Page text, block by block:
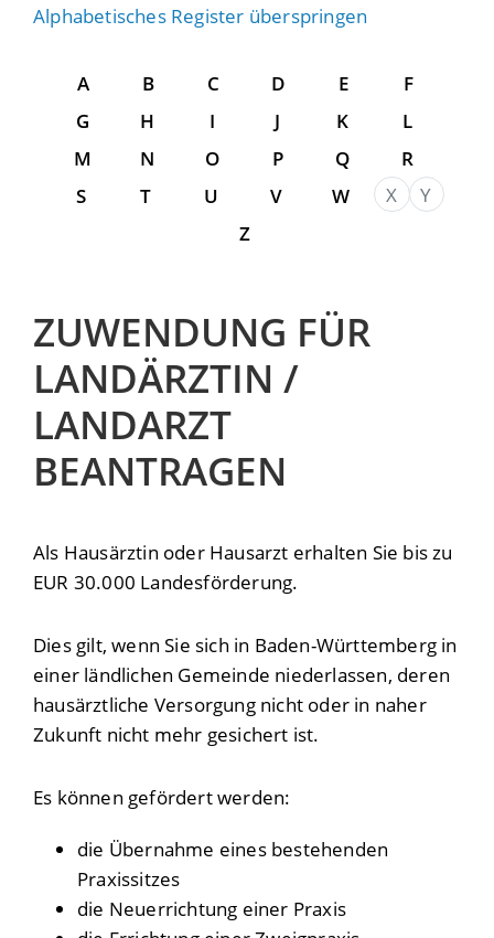
Alphabetisches Register überspringen
A B C D E
F
G
H I J K
L
M
N O P Q
R
S
T U V W X
Y
Z
ZUWENDUNG FÜR
LANDÄRZTIN /
LANDARZT
BEANTRAGEN
Als Hausärztin oder Hausarzt erhalten Sie bis zu
EUR 30.000 Landesförderung.
Dies gilt, wenn Sie sich in Baden-Württemberg in
einer ländlichen Gemeinde niederlassen, deren
hausärztliche Versorgung nicht oder in naher
Zukunft nicht mehr gesichert ist.
Es können gefördert werden:
die Übernahme eines bestehenden
Praxissitzes
die Neuerrichtung einer Praxis